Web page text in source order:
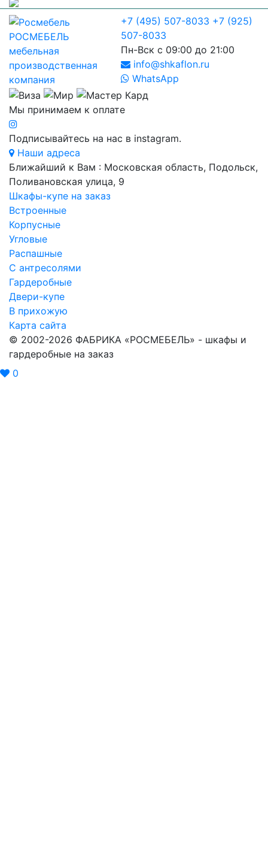
РОСМЕБЕЛЬ
мебельная
производственная
компания
+7 (495) 507-8033 +7 (925)
507-8033
Пн-Вск с 09:00 до 21:00
info@shkaflon.ru
WhatsApp
Мы принимаем к оплате
Подписывайтесь на нас в instagram.
Наши адреса
Ближайший к Вам : Московская область, Подольск,
Поливановская улица, 9
Шкафы-купе на заказ
Встроенные
Корпусные
Угловые
Распашные
С антресолями
Гардеробные
Двери-купе
В прихожую
Карта сайта
© 2002-2026 ФАБРИКА «РОСМЕБЕЛЬ» - шкафы и
гардеробные на заказ
0